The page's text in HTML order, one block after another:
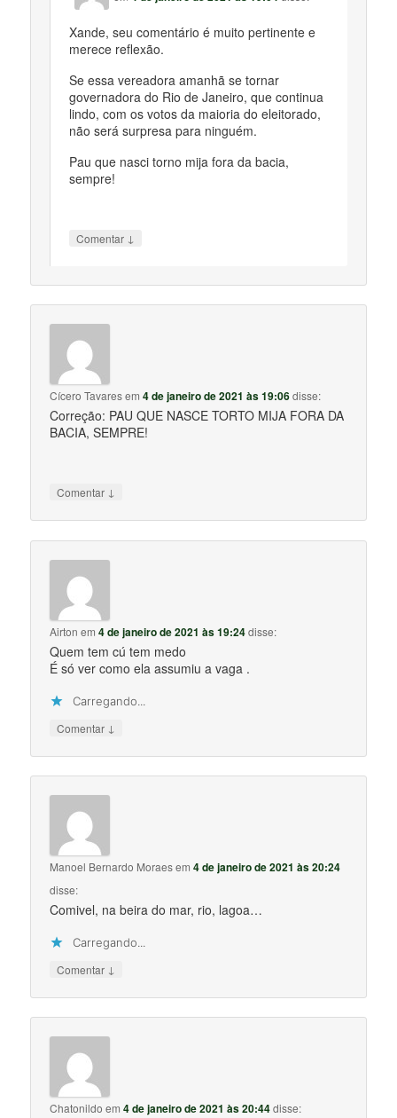
Xande, seu comentário é muito pertinente e
merece reflexão.
Se essa vereadora amanhã se tornar
governadora do Rio de Janeiro, que continua
lindo, com os votos da maioria do eleitorado,
não será surpresa para ninguém.
Pau que nasci torno mija fora da bacia,
sempre!
Comentar ↓
Cícero Tavaresem4 de janeiro de 2021 às 19:06disse:
Correção: PAU QUE NASCE TORTO MIJA FORA DA
BACIA, SEMPRE!
Comentar ↓
Airton em4 de janeiro de 2021 às 19:24disse:
Quem tem cú tem medo
É só ver como ela assumiu a vaga .
Carregando...
Comentar ↓
Manoel Bernardo Moraesem4 de janeiro de 2021 às 20:24
disse:
Comivel, na beira do mar, rio, lagoa…
Carregando...
Comentar ↓
Chatonildo em4 de janeiro de 2021 às 20:44disse: